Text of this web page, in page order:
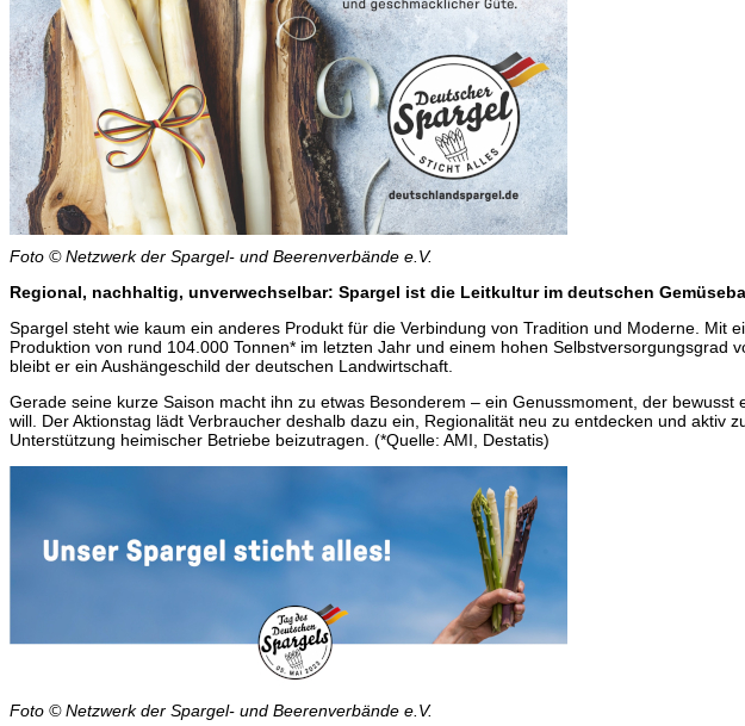
Foto © Netzwerk der Spargel- und Beerenverbände e.V.
Regional, nachhaltig, unverwechselbar: Spargel ist die Leitkultur im deutschen
Spargel steht wie kaum ein anderes Produkt für die Verbindung von Tradition und Moderne. Mit
Produktion von rund 104.000 Tonnen* im letzten Jahr und einem hohen Selbstversorgungsgrad
bleibt er ein Aushängeschild der deutschen Landwirtschaft.
Gerade seine kurze Saison macht ihn zu etwas Besonderem – ein Genussmoment, der bewusst
will. Der Aktionstag lädt Verbraucher deshalb dazu ein, Regionalität neu zu entdecken und aktiv
Unterstützung heimischer Betriebe beizutragen. (*Quelle: AMI, Destatis)
Foto © Netzwerk der Spargel- und Beerenverbände e.V.